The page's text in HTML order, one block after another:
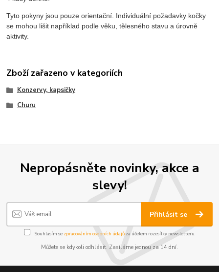
Tyto pokyny jsou pouze orientační. Individuální požadavky kočky
se mohou lišit například podle věku, tělesného stavu a úrovně
aktivity.
Zboží zařazeno v kategoriích
Konzervy, kapsičky
Churu
Nepropásněte novinky, akce a
slevy!
Přihlásit se
Souhlasím se zpracováním osobních údajůza účelem rozesílky newsletteru.
Můžete se kdykoli odhlásit. Zasíláme jednou za 14 dní.